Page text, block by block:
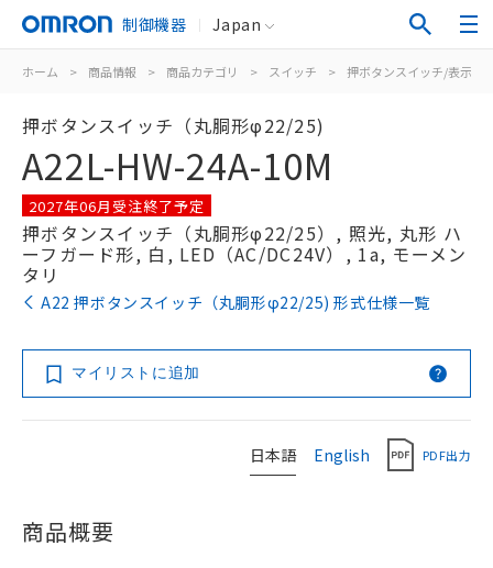
制御機器 Japan
ホーム > 商品情報 > 商品カテゴリ > スイッチ > 押ボタンスイッチ/表示灯
押ボタンスイッチ（丸胴形φ22/25)
A22L-HW-24A-10M
2027年06月受注終了予定
押ボタンスイッチ（丸胴形φ22/25）, 照光, 丸形 ハ
ーフガード形, 白, LED（AC/DC24V）, 1a, モーメン
タリ
A22 押ボタンスイッチ（丸胴形φ22/25) 形式仕様一覧
マイリストに追加
日本語 English PDF出力
商品概要